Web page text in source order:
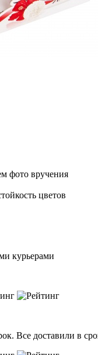
фото вручения
цветов
курьерами
Все доставили в